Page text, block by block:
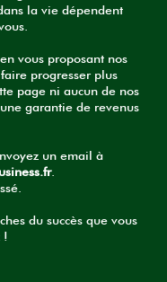
la vie dépendent
vous proposant nos
progresser plus
page ni aucun de nos
garantie de revenus
un email à
.
du succès que vous
!